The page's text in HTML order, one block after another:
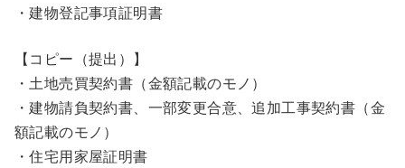
・建物登記事項証明書
【コピー（提出）】
・土地売買契約書（金額記載のモノ）
・建物請負契約書、一部変更合意、追加工事契約書（金
額記載のモノ）
・住宅用家屋証明書